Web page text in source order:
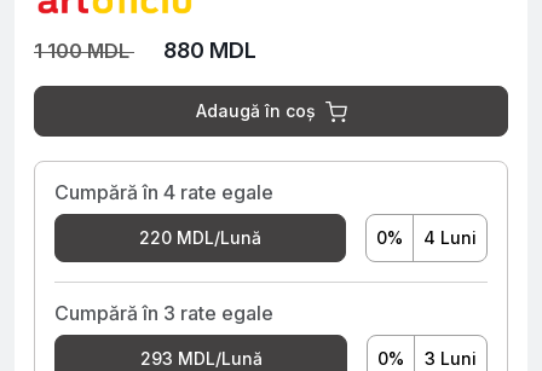
1 100 MDL 880 MDL
Adaugă în coș
Cumpără în 4 rate egale
220 MDL/Lună 0% 4 Luni
Cumpără în 3 rate egale
293 MDL/Lună 0% 3 Luni